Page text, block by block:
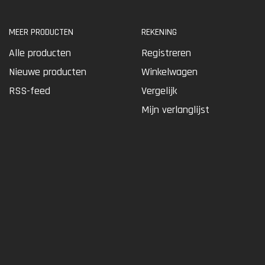
MEER PRODUCTEN
Alle producten
Nieuwe producten
RSS-feed
REKENING
Registreren
Winkelwagen
Vergelijk
Mijn verlanglijst